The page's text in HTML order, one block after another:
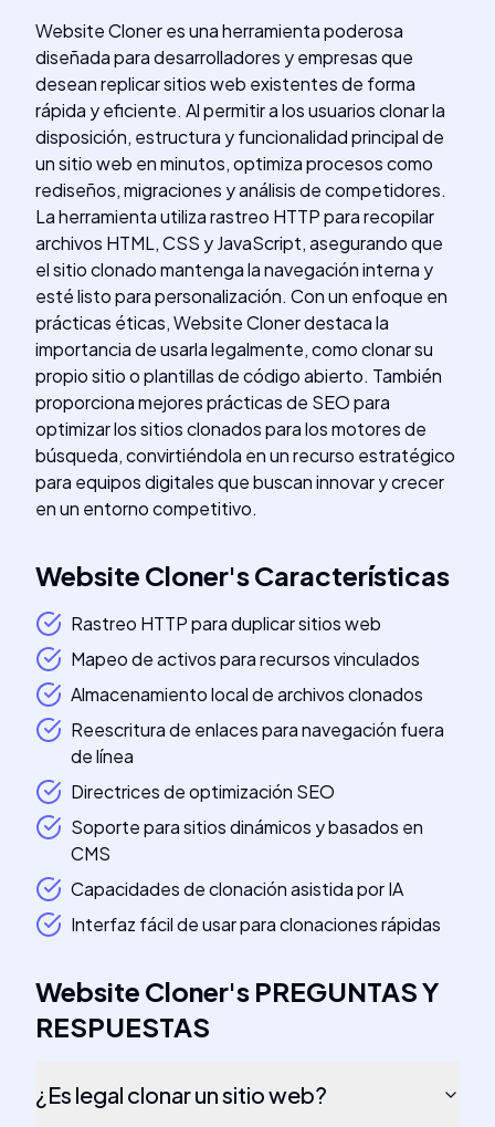
Website Cloner es una herramienta poderosa
diseñada para desarrolladores y empresas que
desean replicar sitios web existentes de forma
rápida y eficiente. Al permitir a los usuarios clonar la
disposición, estructura y funcionalidad principal de
un sitio web en minutos, optimiza procesos como
rediseños, migraciones y análisis de competidores.
La herramienta utiliza rastreo HTTP para recopilar
archivos HTML, CSS y JavaScript, asegurando que
el sitio clonado mantenga la navegación interna y
esté listo para personalización. Con un enfoque en
prácticas éticas, Website Cloner destaca la
importancia de usarla legalmente, como clonar su
propio sitio o plantillas de código abierto. También
proporciona mejores prácticas de SEO para
optimizar los sitios clonados para los motores de
búsqueda, convirtiéndola en un recurso estratégico
para equipos digitales que buscan innovar y crecer
en un entorno competitivo.
Website Cloner'sCaracterísticas
Rastreo HTTP para duplicar sitios web
Mapeo de activos para recursos vinculados
Almacenamiento local de archivos clonados
Reescritura de enlaces para navegación fuera
de línea
Directrices de optimización SEO
Soporte para sitios dinámicos y basados en
CMS
Capacidades de clonación asistida por IA
Interfaz fácil de usar para clonaciones rápidas
Website Cloner's PREGUNTAS Y
RESPUESTAS
¿Es legal clonar un sitio web?